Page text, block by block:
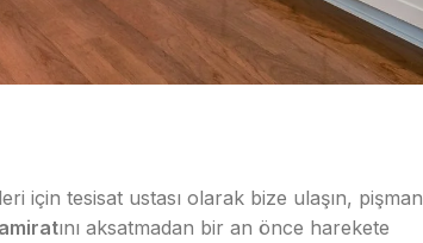
için tesisat ustası olarak bize ulaşın, pişman
ını aksatmadan bir an önce harekete